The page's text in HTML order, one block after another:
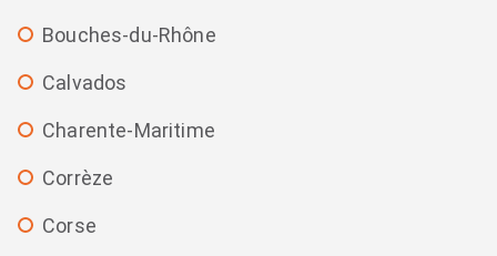
Bouches-du-Rhône
Calvados
Charente-Maritime
Corrèze
Corse